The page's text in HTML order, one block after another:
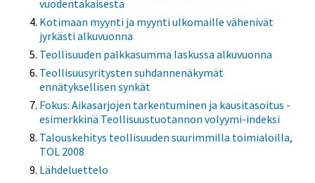
vuodentakaisesta
Kotimaan myynti ja myynti ulkomaille vähenivät
jyrkästi alkuvuonna
Teollisuuden palkkasumma laskussa alkuvuonna
Teollisuusyritysten suhdannenäkymät
ennätyksellisen synkät
Fokus: Aikasarjojen tarkentuminen ja kausitasoitus -
esimerkkinä Teollisuustuotannon volyymi-indeksi
Talouskehitys teollisuuden suurimmilla toimialoilla,
TOL 2008
Lähdeluettelo